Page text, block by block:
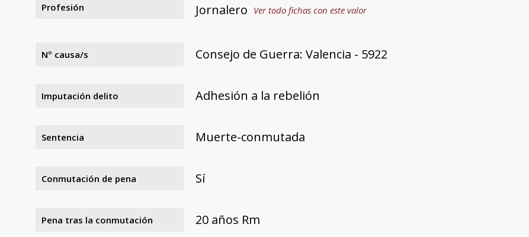
Profesión Jornalero Ver todo fichas con este valor
Nº causa/s Consejo de Guerra: Valencia - 5922
Imputación delito Adhesión a la rebelión
Sentencia Muerte-conmutada
Conmutación de pena Sí
Pena tras la conmutación 20 años Rm